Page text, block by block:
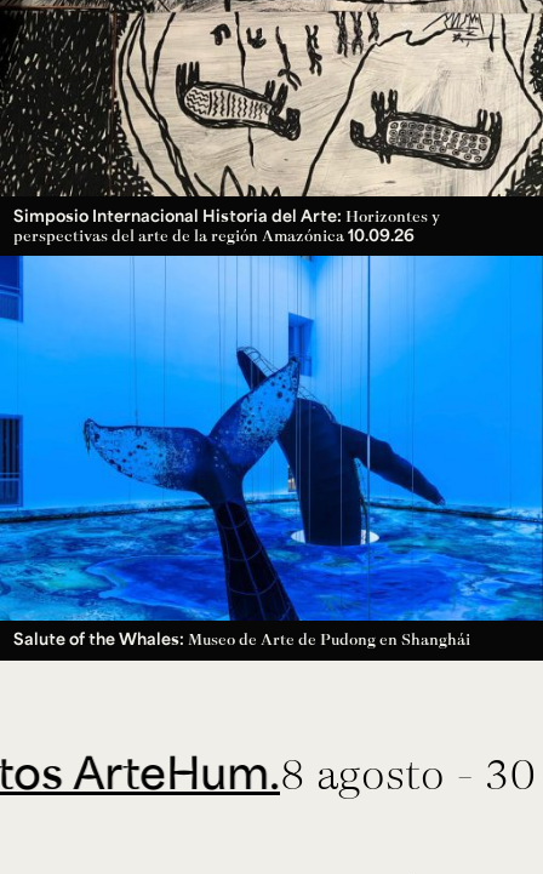
Simposio Internacional Historia del Arte: Horizontes y
perspectivas del arte de la región Amazónica 10.09.26
Salute of the Whales: Museo de Arte de Pudong en Shanghái
8 agosto - 30